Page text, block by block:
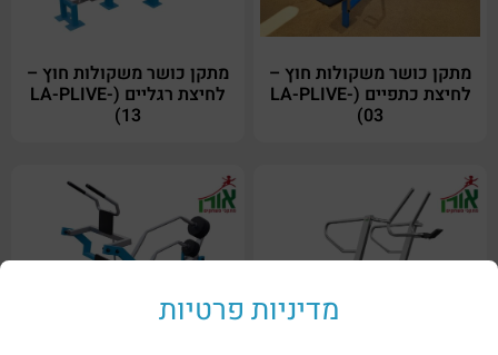
מתקן כושר משקולות חוץ –
לחיצת כתפיים (LA-PLIVE-
03)
מתקן כושר משקולות חוץ –
לחיצת רגליים (LA-PLIVE-
13)
מדיניות פרטיות